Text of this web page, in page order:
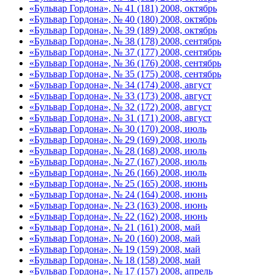
«Бульвар Гордона», № 41 (181) 2008, октябрь
«Бульвар Гордона», № 40 (180) 2008, октябрь
«Бульвар Гордона», № 39 (189) 2008, октябрь
«Бульвар Гордона», № 38 (178) 2008, сентябрь
«Бульвар Гордона», № 37 (177) 2008, сентябрь
«Бульвар Гордона», № 36 (176) 2008, сентябрь
«Бульвар Гордона», № 35 (175) 2008, сентябрь
«Бульвар Гордона», № 34 (174) 2008, август
«Бульвар Гордона», № 33 (173) 2008, август
«Бульвар Гордона», № 32 (172) 2008, август
«Бульвар Гордона», № 31 (171) 2008, август
«Бульвар Гордона», № 30 (170) 2008, июль
«Бульвар Гордона», № 29 (169) 2008, июль
«Бульвар Гордона», № 28 (168) 2008, июль
«Бульвар Гордона», № 27 (167) 2008, июль
«Бульвар Гордона», № 26 (166) 2008, июль
«Бульвар Гордона», № 25 (165) 2008, июнь
«Бульвар Гордона», № 24 (164) 2008, июнь
«Бульвар Гордона», № 23 (163) 2008, июнь
«Бульвар Гордона», № 22 (162) 2008, июнь
«Бульвар Гордона», № 21 (161) 2008, май
«Бульвар Гордона», № 20 (160) 2008, май
«Бульвар Гордона», № 19 (159) 2008, май
«Бульвар Гордона», № 18 (158) 2008, май
«Бульвар Гордона», № 17 (157) 2008, апрель